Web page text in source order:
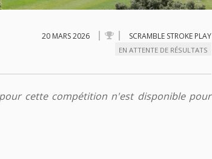
20 MARS 2026 SCRAMBLE STROKE PLAY
EN ATTENTE DE RÉSULTATS
cette compétition n'est disponible pour